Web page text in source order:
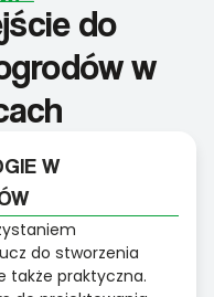
do
w
W
do stworzenia
także praktyczna.